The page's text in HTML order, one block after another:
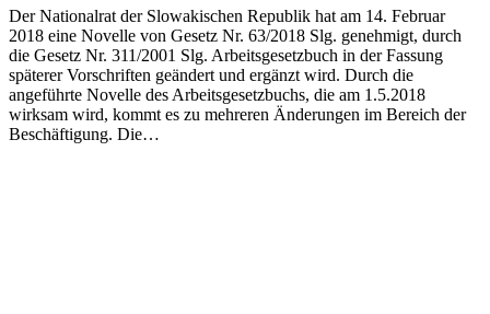
Der Nationalrat der Slowakischen Republik hat am 14. Februar
2018 eine Novelle von Gesetz Nr. 63/2018 Slg. genehmigt, durch
die Gesetz Nr. 311/2001 Slg. Arbeitsgesetzbuch in der Fassung
späterer Vorschriften geändert und ergänzt wird. Durch die
angeführte Novelle des Arbeitsgesetzbuchs, die am 1.5.2018
wirksam wird, kommt es zu mehreren Änderungen im Bereich der
Beschäftigung. Die…